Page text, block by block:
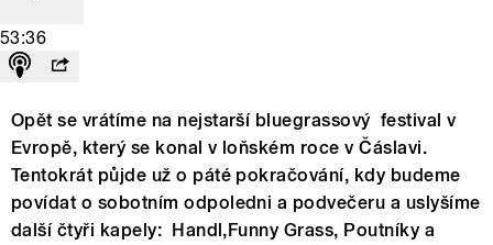
53:36
Opět se vrátíme na nejstarší bluegrassový festival v
Evropě, který se konal v loňském roce v Čáslavi.
Tentokrát půjde už o páté pokračování, kdy budeme
povídat o sobotním odpoledni a podvečeru a uslyšíme
další čtyři kapely: Handl,Funny Grass, Poutníky a